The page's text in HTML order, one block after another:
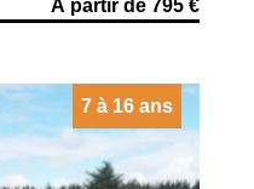
À partir de 795 €
7 à 16 ans